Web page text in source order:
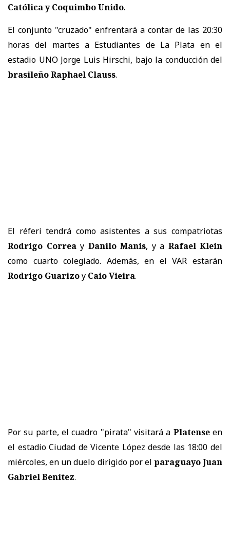
Católica y Coquimbo Unido.
El conjunto "cruzado" enfrentará a contar de las 20:30
horas del martes a Estudiantes de La Plata en el
estadio UNO Jorge Luis Hirschi, bajo la conducción del
brasileño Raphael Clauss.
El réferi tendrá como asistentes a sus compatriotas
Rodrigo Correay Danilo Manis, y a Rafael Klein
como cuarto colegiado. Además, en el VAR estarán
Rodrigo Guarizoy Caio Vieira.
Por su parte, el cuadro "pirata" visitará a Platenseen
el estadio Ciudad de Vicente López desde las 18:00 del
miércoles, en un duelo dirigido por el paraguayo Juan
Gabriel Benítez.